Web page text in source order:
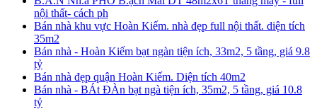
nội thất- cách ph
Bán nhà khu vực Hoàn Kiếm. nhà đẹp full nội thất. diện tích
35m2
Bán nhà - Hoàn Kiếm bạt ngàn tiện ích, 33m2, 5 tầng, giá 9.8
tỷ
Bán nhà đẹp quận Hoàn Kiếm. Diện tích 40m2
Bán nhà - BÁt ĐÀn bạt ngà tiện ích, 35m2, 5 tầng, giá 10.8
tỷ